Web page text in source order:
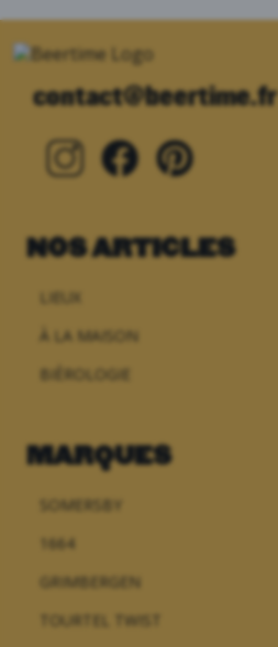
contact@beertime.fr
NOS ARTICLES
LIEUX
À LA MAISON
BIÈROLOGIE
MARQUES
SOMERSBY
1664
GRIMBERGEN
TOURTEL TWIST